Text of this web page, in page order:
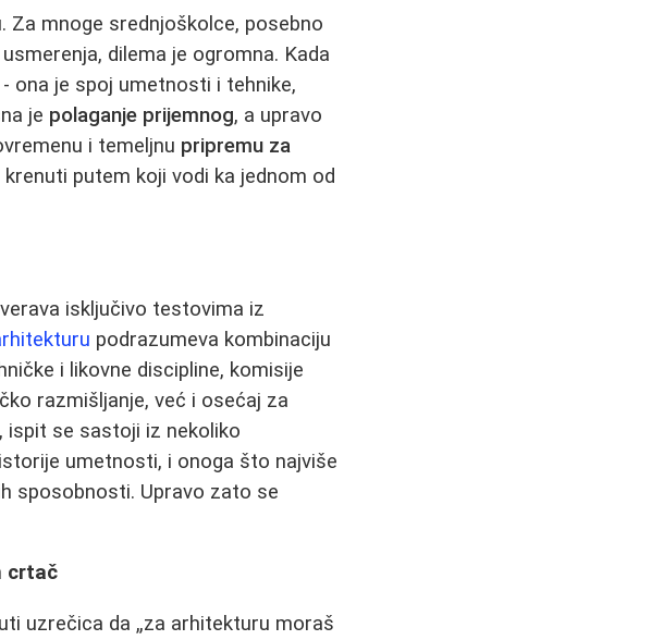
Za mnoge srednjoškolce, posebno
dilema je ogromna. Kada
ona je spoj umetnosti i tehnike,
je polaganje prijemnog, a upravo
i temeljnu pripremu za
putem koji vodi ka jednom od
isključivo testovima iz
podrazumeva kombinaciju
i likovne discipline, komisije
razmišljanje, već i osećaj za
se sastoji iz nekoliko
umetnosti, i onoga što najviše
sposobnosti. Upravo zato se
crtač
uzrečica da „za arhitekturu moraš